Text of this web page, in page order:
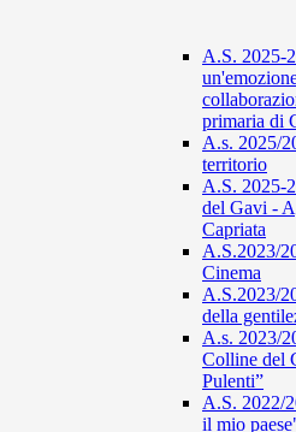
A.S. 2025-
primaria di
A.s. 2025/
territorio
A.S. 2025-
del Gavi -
Capriata
A.S.2023/
Cinema
A.S.2023/
della
A.s. 2023/
Colline del
Pulenti”
A.S. 2022/
il mio